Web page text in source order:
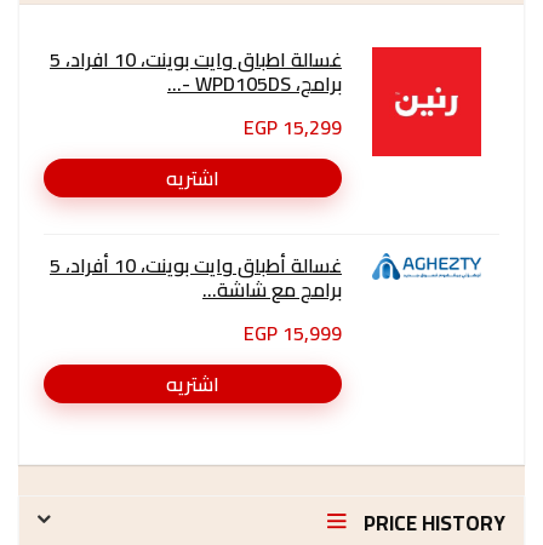
غسالة اطباق وايت بوينت، 10 افراد، 5
برامج، WPD105DS -...
15,299 EGP
اشتريه
غسالة أطباق وايت بوينت، 10 أفراد، 5
برامج مع شاشة...
15,999 EGP
اشتريه
PRICE HISTORY